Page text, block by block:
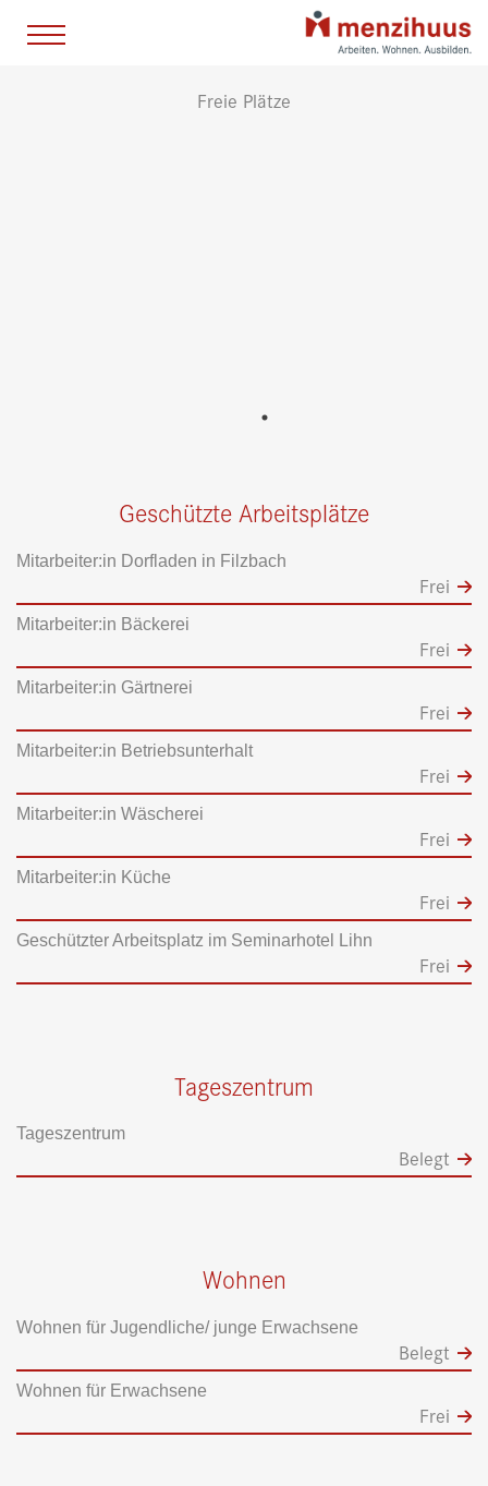
Freie Plätze
Geschützte Arbeitsplätze
Mitarbeiter:in Dorfladen in Filzbach
Frei
Mitarbeiter:in Bäckerei
Frei
Mitarbeiter:in Gärtnerei
Frei
Mitarbeiter:in Betriebsunterhalt
Frei
Mitarbeiter:in Wäscherei
Frei
Mitarbeiter:in Küche
Frei
Geschützter Arbeitsplatz im Seminarhotel Lihn
Frei
Tageszentrum
Tageszentrum
Belegt
Wohnen
Wohnen für Jugendliche/ junge Erwachsene
Belegt
Wohnen für Erwachsene
Frei